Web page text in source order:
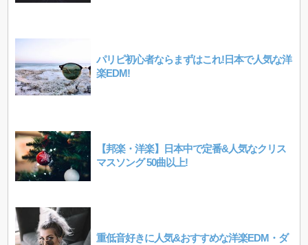
パリピ初心者ならまずはこれ!日本で人気な洋
楽EDM!
【邦楽・洋楽】日本中で定番&人気なクリス
マスソング 50曲以上!
重低音好きに人気&おすすめな洋楽EDM・ダ